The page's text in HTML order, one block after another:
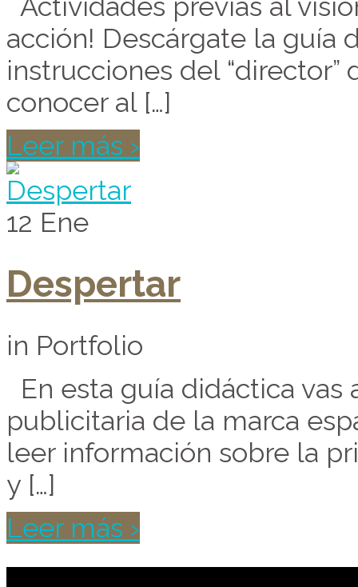
acción! Descárgate la guía
instrucciones del
conocer al […]
Leer más ›
12 Ene
Despertar
in Portfolio
En esta guía didáctica
publicitaria de la marca
leer información sobre la
y […]
Leer más ›